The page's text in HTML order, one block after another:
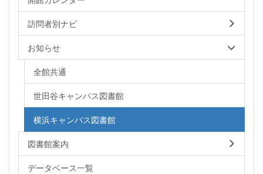
訪問者別ナビ
お知らせ
全館共通
世田谷キャンパス図書館
横浜キャンパス図書館
図書館案内
データベース一覧